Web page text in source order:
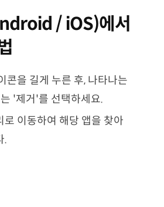
/ iOS)에서
콘을 길게 누른 후, 나타나는
'제거'를 선택하세요.
로 이동하여 해당 앱을 찾아
.